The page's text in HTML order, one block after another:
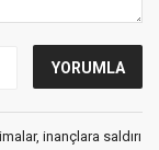
inançlara saldırı